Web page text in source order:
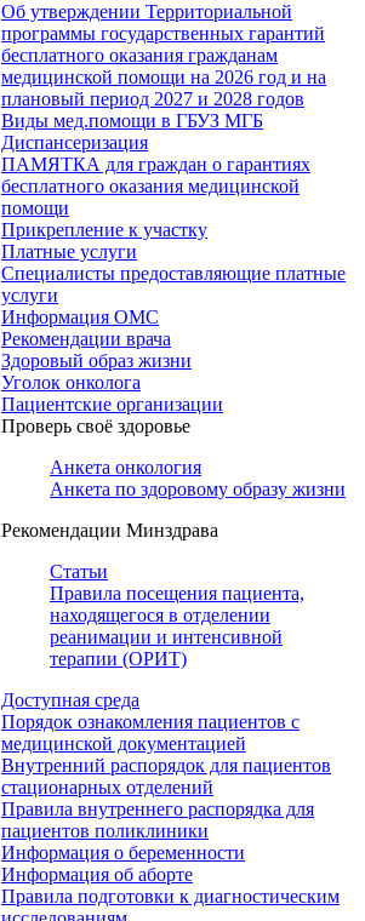
Об утверждении Территориальной
программы государственных гарантий
бесплатного оказания гражданам
медицинской помощи на 2026 год и на
плановый период 2027 и 2028 годов
Виды мед.помощи в ГБУЗ МГБ
Диспансеризация
ПАМЯТКА для граждан о гарантиях
бесплатного оказания медицинской
помощи
Прикрепление к участку
Платные услуги
Специалисты предоставляющие платные
услуги
Информация ОМС
Рекомендации врача
Здоровый образ жизни
Уголок онколога
Пациентские организации
Проверь своё здоровье
Анкета онкология
Анкета по здоровому образу жизни
Рекомендации Минздрава
Статьи
Правила посещения пациента,
находящегося в отделении
реанимации и интенсивной
терапии (ОРИТ)
Доступная среда
Порядок ознакомления пациентов с
медицинской документацией
Внутренний распорядок для пациентов
стационарных отделений
Правила внутреннего распорядка для
пациентов поликлиники
Информация о беременности
Информация об аборте
Правила подготовки к диагностическим